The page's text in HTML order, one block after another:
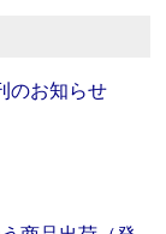
のお知らせ